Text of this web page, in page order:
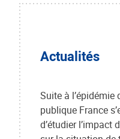
Actualités
Suite à l’épidémie
publique France
d’étudier l’impact